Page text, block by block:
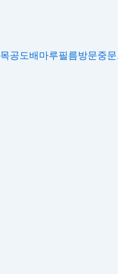
목공 도배마루필름방문중문